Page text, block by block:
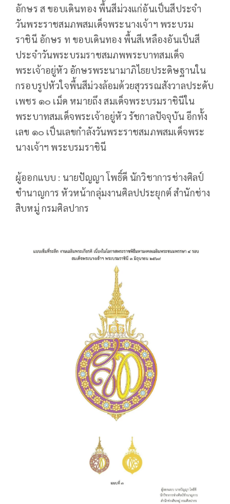
อักษร ส ขอบเดินทอง พื้นสีม่วงแก่อันเป็นสีประจำ
วันพระราชสมภพสมเด็จพระนางเจ้าฯ พระบรม
ราชินี อักษร ท ขอบเดินทอง พื้นสีเหลืองอันเป็นสี
ประจำวันพระบรมราชสมภพพระบาทสมเด็จ
พระเจ้าอยู่หัว อักษรพระนามาภิไธยประดิษฐานใน
กรอบรูปหัวใจพื้นสีม่วงล้อมด้วยสุวรรณสังวาลประดับ
เพชร ๑๐ เม็ด หมายถึง สมเด็จพระบรมราชินีใน
พระบาทสมเด็จพระเจ้าอยู่หัว รัชกาลปัจจุบัน อีกทั้ง
เลข ๑๐ เป็นเลขกำลังวันพระราชสมภพสมเด็จพระ
นางเจ้าฯ พระบรมราชินี
ผู้ออกแบบ : นายปัญญา โพธิ์ดี นักวิชาการช่างศิลป์
ชำนาญการ หัวหน้ากลุ่มงานศิลปประยุกต์ สำนักช่าง
สิบหมู่ กรมศิลปากร